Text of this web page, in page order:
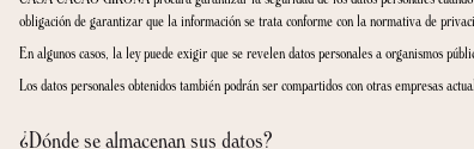
¿Cuál es la legitimación para el tratamiento de
El tratamiento de sus datos puede fundamentarse en las siguientes
Consentimiento del interesado para los formularios de contacto,